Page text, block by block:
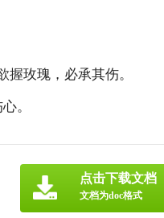
握玫瑰，必承其伤。
。
点击下载文档
文档为doc格式